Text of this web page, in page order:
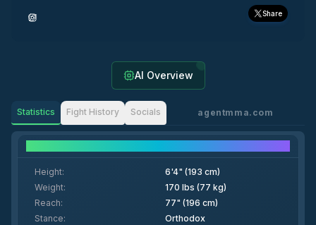
Share
AI Overview
Statistics Fight History Socials agentmma.com
Height:
6'4" (193 cm)
Weight:
170 lbs (77 kg)
Reach:
77" (196 cm)
Stance:
Orthodox